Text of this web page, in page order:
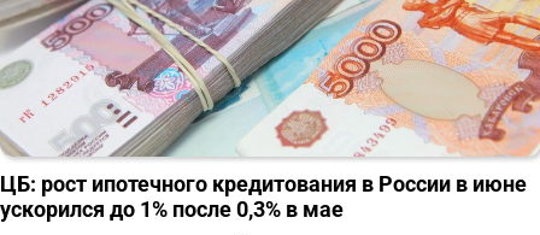
ЦБ: рост ипотечного кредитования в России в июне
ускорился до 1% после 0,3% в мае